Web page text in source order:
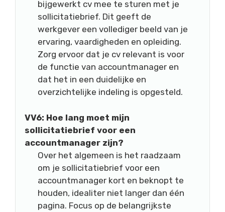
bijgewerkt cv mee te sturen met je
sollicitatiebrief. Dit geeft de
werkgever een vollediger beeld van je
ervaring, vaardigheden en opleiding.
Zorg ervoor dat je cv relevant is voor
de functie van accountmanager en
dat het in een duidelijke en
overzichtelijke indeling is opgesteld.
VV6: Hoe lang moet mijn
sollicitatiebrief voor een
accountmanager zijn?
Over het algemeen is het raadzaam
om je sollicitatiebrief voor een
accountmanager kort en beknopt te
houden, idealiter niet langer dan één
pagina. Focus op de belangrijkste